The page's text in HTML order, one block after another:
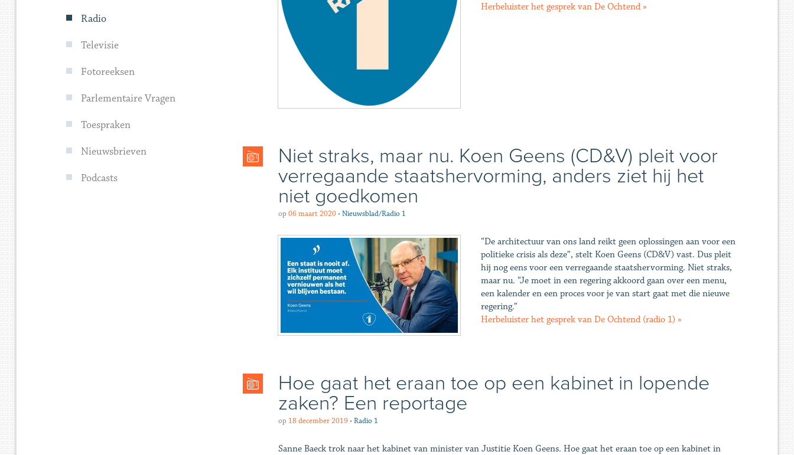
Herbeluister het gesprek van De Ochtend »
Niet straks, maar nu. Koen Geens (CD&V) pleit voor
verregaande staatshervorming, anders ziet hij het
niet goedkomen
op 06 maart 2020 • Nieuwsblad/Radio 1
“De architectuur van ons land reikt geen oplossingen aan voor een
politieke crisis als deze”, stelt Koen Geens (CD&V) vast. Dus pleit
hij nog eens voor een verregaande staatshervorming. Niet straks,
maar nu. “Je moet in een regering akkoord gaan over een menu,
een kalender en een proces voor je van start gaat met die nieuwe
regering.”
Herbeluister het gesprek van De Ochtend (radio 1) »
Hoe gaat het eraan toe op een kabinet in lopende
zaken? Een reportage
op 18 december 2019 • Radio 1
Sanne Baeck trok naar het kabinet van minister van Justitie Koen Geens. Hoe gaat het eraan toe op een kabinet in
Radio
Televisie
Fotoreeksen
Parlementaire Vragen
Toespraken
Nieuwsbrieven
Podcasts